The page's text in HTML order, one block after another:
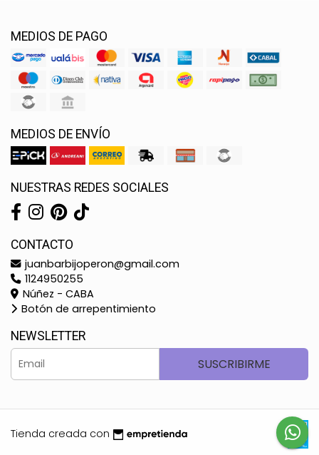
MEDIOS DE PAGO
MEDIOS DE ENVÍO
NUESTRAS REDES SOCIALES
CONTACTO
juanbarbijoperon@gmail.com
1124950255
Núñez - CABA
Botón de arrepentimiento
NEWSLETTER
SUSCRIBIRME
Tienda creada con